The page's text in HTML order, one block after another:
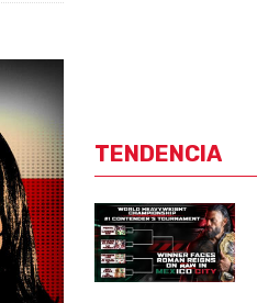
TENDENCIA